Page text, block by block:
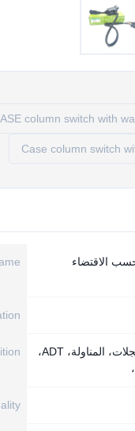
column switch with
Case column switch
الاقتضاء
الجرافة ذات العجلات، المناولة، ADT،